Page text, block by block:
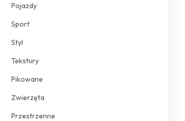
Pojazdy
Sport
Styl
Tekstury
Pikowane
Zwierzęta
Przestrzenne